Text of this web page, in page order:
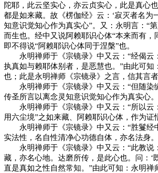
陀耶，此云坚实心，亦云贞实心，此是真心
都是如来藏。故《楞伽经》云：‘寂灭者名
知意识觉知心作为真实心”。又：永明言：“
而生也。经中又说阿赖耶识心体“本来而有
即不得说“阿赖耶识心体同于涅槃”也。
永明禅师于《宗镜录》中又云：“经偈云：
执真如与赖耶体别者，是恶慧也。”由此可
也；此是永明禅师《宗镜录》之言，信其言
永明禅师于《宗镜录》中又云：“但随染
传圣所言以离念灵知意识觉知心作为真实心
永明禅师于《宗镜录》中又云：“所以云：
用六尘境”之如来藏、阿赖耶识心体，作为
永明禅师于《宗镜录》中又云：“胜鬘经
实法性，名自性清净心功德自体，亦名法身
永明禅师于《宗镜录》中又云：“此教说：
藏，亦名心地。达磨所传，是此心也。问：
直是真如之性自然常知。”由此可知：永明